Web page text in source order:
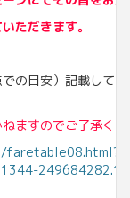
ただきます。
の目安）記載して
ますのでご了承く
faretable08.html?